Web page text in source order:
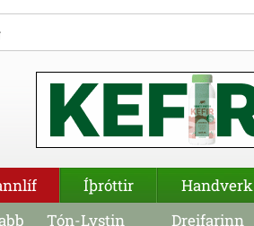
Íþróttir Handverk
Tón-Lystin Dreifarinn